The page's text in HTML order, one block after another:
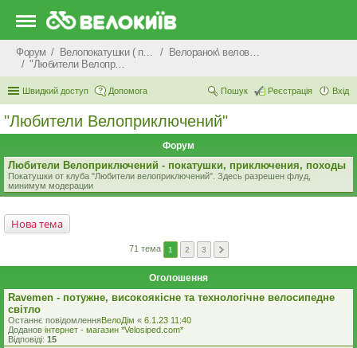
Форум Велопокатушки ( покатеньки), велопоходи, туризм.
Велоранок\ веловечір\ велодень \ велоніч
"Любители Велоприключений"
Швидкий доступ Допомога Вхід
Реєстрація
Пошук
"Любители Велоприключений"
Форум
Любители Велоприключений - покатушки, приключения, походы
Покатушки от клуба "Любители велоприключений". Здесь разрешен флуд,
минимум модерации
Нова тема
71 тема 1 2 3
Оголошення
Ravemen - потужне, високоякісне та технологічне велосипедне
світло
Останнє повідомленняВелоДім « 6.1.23 11:40
Доданов iнтернет - магазин *Velosiped.com*
Відповіді: 15